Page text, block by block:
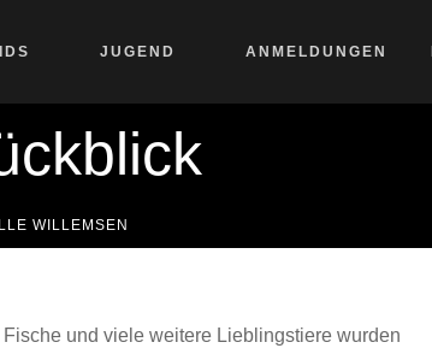
JUGEND ANMELDUNGEN
WILLEMSEN
und viele weitere Lieblingstiere wurden